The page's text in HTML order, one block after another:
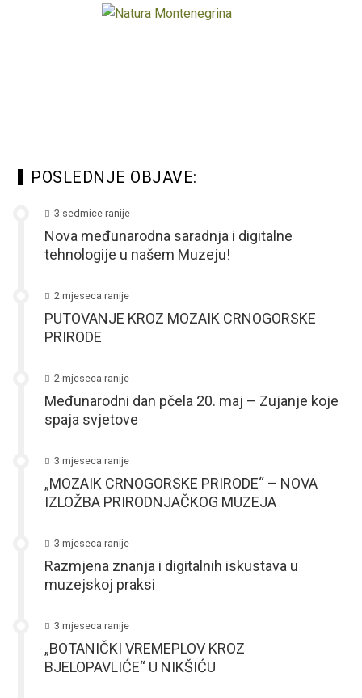
POSLEDNJE OBJAVE:
3 sedmice ranije
Nova međunarodna saradnja i digitalne
tehnologije u našem Muzeju!
2 mjeseca ranije
PUTOVANJE KROZ MOZAIK CRNOGORSKE
PRIRODE
2 mjeseca ranije
Međunarodni dan pčela 20. maj – Zujanje koje
spaja svjetove
3 mjeseca ranije
„MOZAIK CRNOGORSKE PRIRODE“ – NOVA
IZLOŽBA PRIRODNJAČKOG MUZEJA
3 mjeseca ranije
Razmjena znanja i digitalnih iskustava u
muzejskoj praksi
3 mjeseca ranije
„BOTANIČKI VREMEPLOV KROZ
BJELOPAVLIĆE“ U NIKŠIĆU